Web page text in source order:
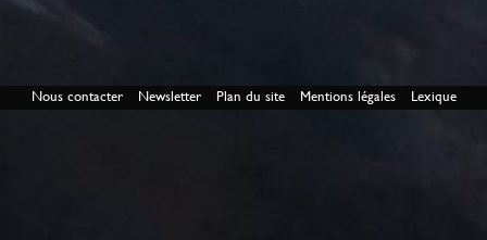
Nous contacter Newsletter Plan du site Mentions légales Lexique